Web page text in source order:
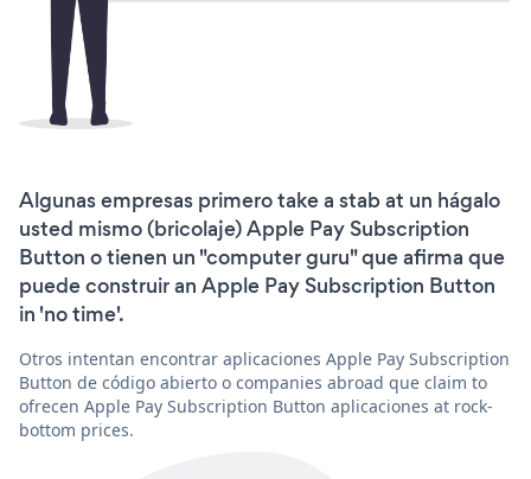
Algunas empresas primero take a stab at un hágalo
usted mismo (bricolaje) Apple Pay Subscription
Button o tienen un "computer guru" que afirma que
puede construir an Apple Pay Subscription Button
in 'no time'.
Otros intentan encontrar aplicaciones Apple Pay Subscription
Button de código abierto o companies abroad que claim to
ofrecen Apple Pay Subscription Button aplicaciones at rock-
bottom prices.